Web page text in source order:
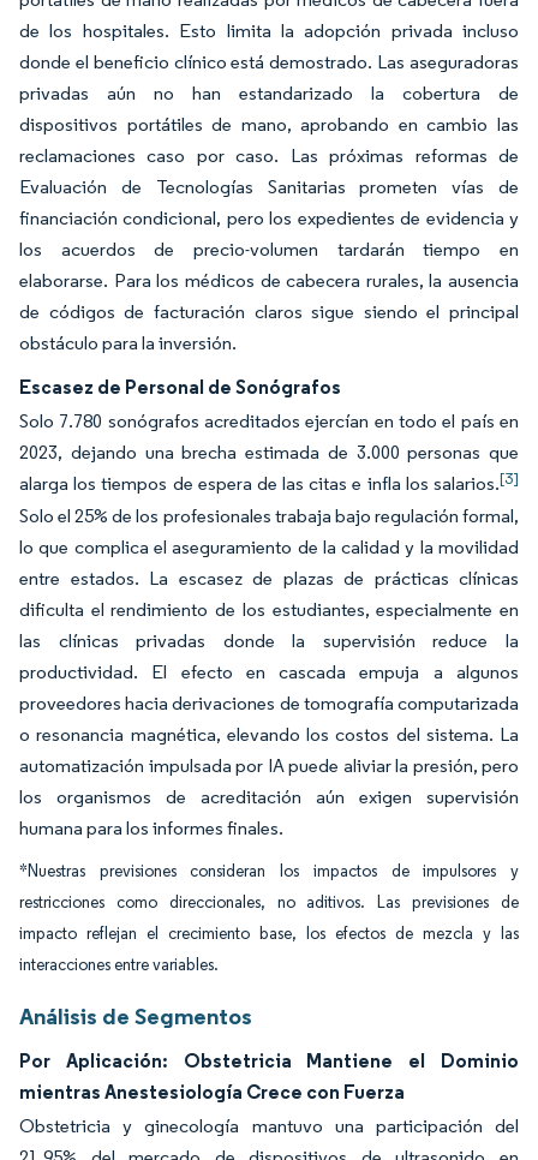
de los hospitales. Esto limita la adopción privada incluso
donde el beneficio clínico está demostrado. Las aseguradoras
privadas aún no han estandarizado la cobertura de
dispositivos portátiles de mano, aprobando en cambio las
reclamaciones caso por caso. Las próximas reformas de
Evaluación de Tecnologías Sanitarias prometen vías de
financiación condicional, pero los expedientes de evidencia y
los acuerdos de precio-volumen tardarán tiempo en
elaborarse. Para los médicos de cabecera rurales, la ausencia
de códigos de facturación claros sigue siendo el principal
obstáculo para la inversión.
Escasez de Personal de Sonógrafos
Solo 7.780 sonógrafos acreditados ejercían en todo el país en
2023, dejando una brecha estimada de 3.000 personas que
alarga los tiempos de espera de las citas e infla los salarios.[3]
Solo el 25% de los profesionales trabaja bajo regulación formal,
lo que complica el aseguramiento de la calidad y la movilidad
entre estados. La escasez de plazas de prácticas clínicas
dificulta el rendimiento de los estudiantes, especialmente en
las clínicas privadas donde la supervisión reduce la
productividad. El efecto en cascada empuja a algunos
proveedores hacia derivaciones de tomografía computarizada
o resonancia magnética, elevando los costos del sistema. La
automatización impulsada por IA puede aliviar la presión, pero
los organismos de acreditación aún exigen supervisión
humana para los informes finales.
*Nuestras previsiones consideran los impactos de impulsores y
restricciones como direccionales, no aditivos. Las previsiones de
impacto reflejan el crecimiento base, los efectos de mezcla y las
interacciones entre variables.
Análisis de Segmentos
Por Aplicación: Obstetricia Mantiene el Dominio
mientras Anestesiología Crece con Fuerza
Obstetricia y ginecología mantuvo una participación del